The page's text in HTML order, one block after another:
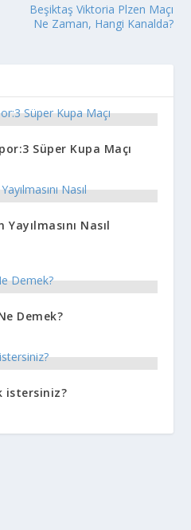
Beşiktaş Viktoria Plzen Maçı
Ne Zaman, Hangi Kanalda?
Süper Kupa Maçı
Nasıl
Demek?
istersiniz?